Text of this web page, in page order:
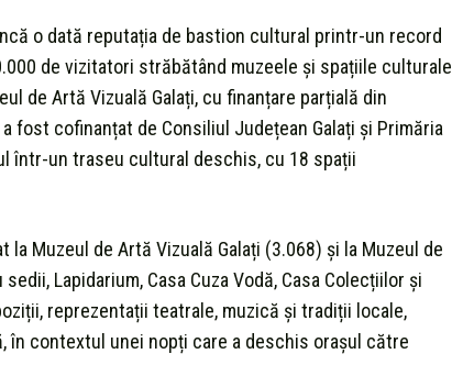
o dată reputația de bastion cultural printr-un record
de vizitatori străbătând muzeele și spațiile culturale
de Artă Vizuală Galați, cu finanțare parțială din
fost cofinanțat de Consiliul Județean Galați și Primăria
într-un traseu cultural deschis, cu 18 spații
Muzeul de Artă Vizuală Galați (3.068) și la Muzeul de
Lapidarium, Casa Cuza Vodă, Casa Colecțiilor și
reprezentații teatrale, muzică și tradiții locale,
contextul unei nopți care a deschis orașul către